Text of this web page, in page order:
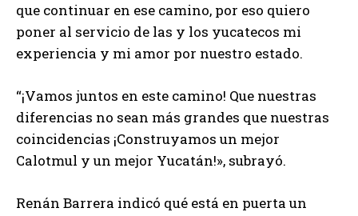
que continuar en ese camino, por eso quiero
poner al servicio de las y los yucatecos mi
experiencia y mi amor por nuestro estado.
“¡Vamos juntos en este camino! Que nuestras
diferencias no sean más grandes que nuestras
coincidencias ¡Construyamos un mejor
Calotmul y un mejor Yucatán!», subrayó.
Renán Barrera indicó qué está en puerta un